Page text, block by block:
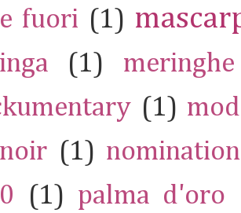
fuori (1)
(1)
meringhe
(1)
noir (1)
(1) palma d'oro